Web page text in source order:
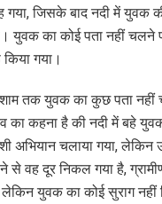
गया, जिसके बाद नदी में युवक
युवक का कोई पता नहीं चलने
गया।
तक युवक का कुछ पता नहीं
का कहना है की नदी में बहे
अभियान चलाया गया, लेकिन
से वह दूर निकल गया है,
युवक का कोई सुराग नहीं